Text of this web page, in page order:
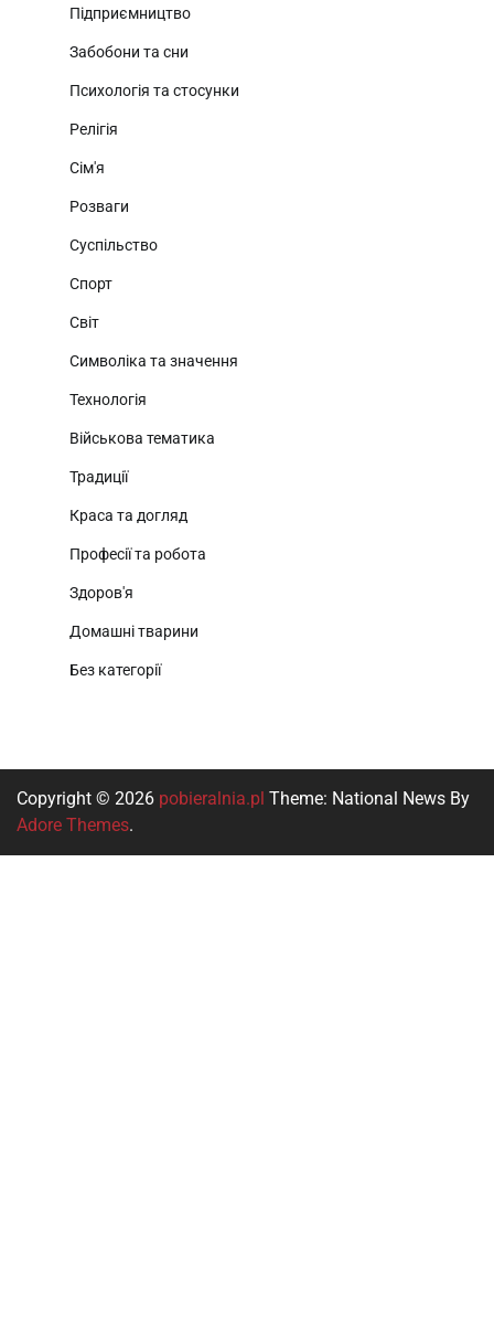
Підприємництво
Забобони та сни
Психологія та стосунки
Релігія
Сім'я
Розваги
Суспільство
Спорт
Світ
Символіка та значення
Технологія
Військова тематика
Традиції
Краса та догляд
Професії та робота
Здоров'я
Домашні тварини
Без категорії
Copyright © 2026 pobieralnia.pl Theme: National News By
Adore Themes.